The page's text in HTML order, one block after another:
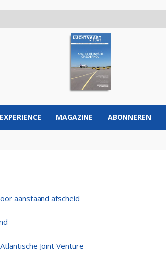
MAGAZINE ABONNEREN
aanstaand afscheid
Joint Venture